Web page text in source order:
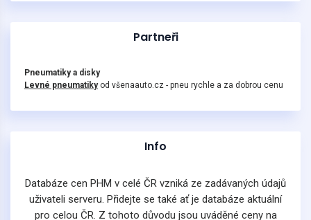
Partneři
Pneumatiky a disky
Levné pneumatikyod všenaauto.cz - pneu rychle a za dobrou cenu
Info
Databáze cen PHM v celé ČR vzniká ze zadávaných údajů
uživateli serveru. Přidejte se také ať je databáze aktuální
pro celou ČR. Z tohoto důvodu jsou uváděné ceny na